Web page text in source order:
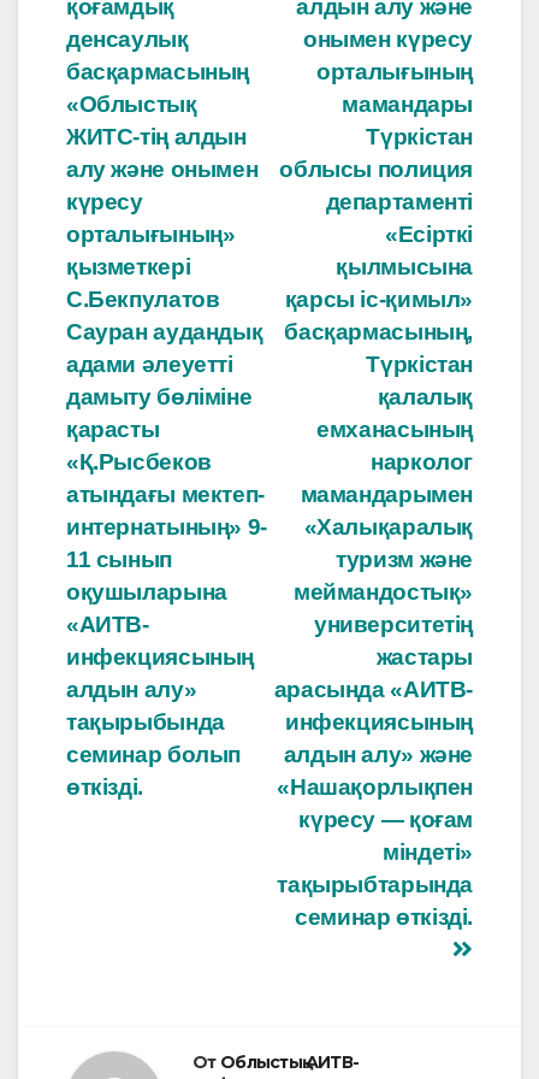
o
k
записям
алдын алу және
онымен күресу
орталығының
мамандары
Түркістан
облысы полиция
департаменті
«Есірткі
қылмысына
қарсы іс-қимыл»
басқармасының,
Түркістан
қалалық
емханасының
нарколог
мамандарымен
«Халықаралық
туризм және
меймандостық»
университетің
жастары
арасында «АИТВ-
инфекциясының
алдын алу» және
«Нашақорлықпен
күресу — қоғам
міндеті»
тақырыбтарында
семинар өткізді.
қоғамдық
денсаулық
басқармасының
«Облыстық
ЖИТС-тің алдын
алу және онымен
күресу
орталығының»
қызметкері
С.Бекпулатов
Сауран аудандық
адами әлеуетті
дамыту бөліміне
қарасты
«Қ.Рысбеков
атындағы мектеп-
интернатының» 9-
11 сынып
оқушыларына
«АИТВ-
инфекциясының
алдын алу»
тақырыбында
семинар болып
өткізді.
От Облыстық АИТВ-